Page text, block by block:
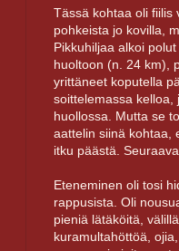
Tässä kohtaa oli fiilis
pohkeista jo kovilla,
Pikkuhiljaa alkoi
huoltoon (n. 24 km),
yrittäneet koputella
soittelemassa kelloa,
huollossa. Mutta se
aattelin siinä kohtaa,
itku päästä.
Eteneminen oli tosi
rappusista. Oli
pieniä lätäköitä,
kuramultahöttöä,